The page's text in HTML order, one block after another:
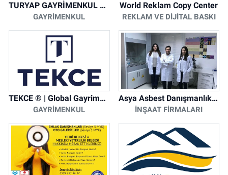
TURYAP GAYRİMENKUL DANIŞMANLIK HİZMETLERİ
GAYRIMENKUL
World Reklam Copy Center
REKLAM VE DIJITAL BASKI
TEKCE ® | Global Gayrimenkul Şirketi
GAYRIMENKUL
Asya Asbest Danışmanlık - Asbest Söküm ve Asbest Raporu
İNŞAAT FIRMALARI